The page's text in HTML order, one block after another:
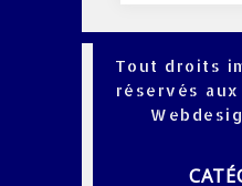
Tout droits
réservés